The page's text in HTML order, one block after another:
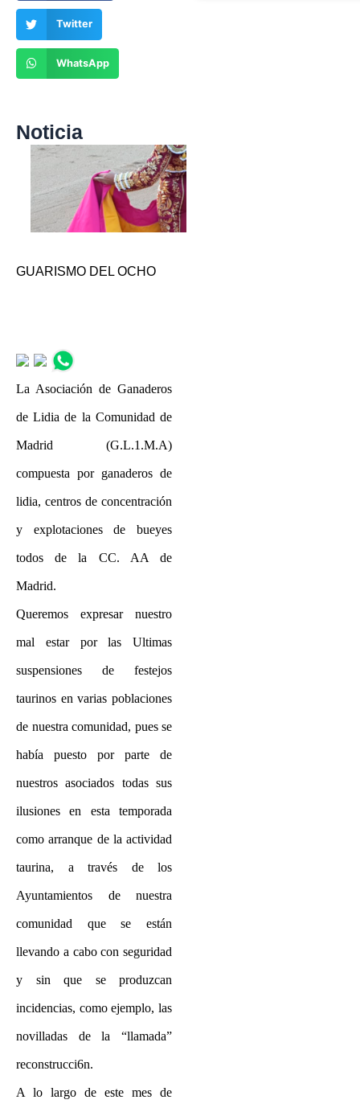
Twitter
WhatsApp
Noticia
GUARISMO DEL OCHO
La Asociación de Ganaderos
de Lidia de la Comunidad de
Madrid (G.L.1.M.A)
compuesta por ganaderos de
lidia, centros de concentración
y explotaciones de bueyes
todos de la CC. AA de
Madrid.
Queremos expresar nuestro
mal estar por las Ultimas
suspensiones de festejos
taurinos en varias poblaciones
de nuestra comunidad, pues se
había puesto por parte de
nuestros asociados todas sus
ilusiones en esta temporada
como arranque de la actividad
taurina, a través de los
Ayuntamientos de nuestra
comunidad que se están
llevando a cabo con seguridad
y sin que se produzcan
incidencias, como ejemplo, las
novilladas de la “llamada”
reconstrucci6n.
A lo largo de este mes de